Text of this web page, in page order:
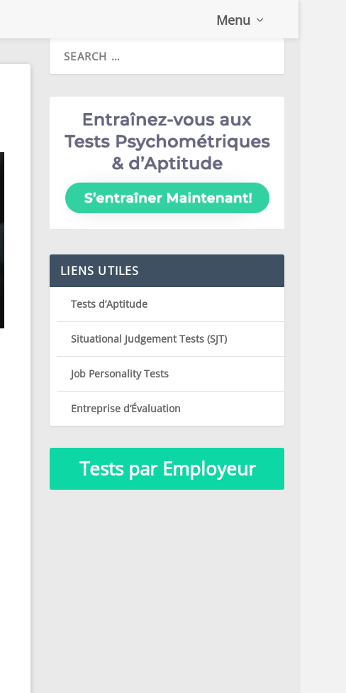
Menu
LIENS UTILES
Tests d’Aptitude
Situational Judgement Tests (SJT)
Job Personality Tests
Entreprise d’Évaluation
Tests par Employeur